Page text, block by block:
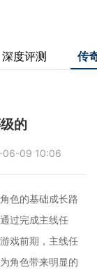
深度评测 传
的
06-09 10:06
色的基础成长路
过完成主线任
戏前期，主线任
角色带来明显的